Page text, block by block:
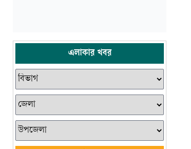
এলাকার খবর